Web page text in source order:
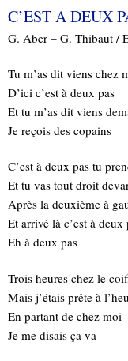
C’EST A DEUX
G. Aber – G. Thibaut /
Tu m’as dit viens chez
D’ici c’est à deux pas
Et tu m’as dit viens
Je reçois des copains
C’est à deux pas tu
Et tu vas tout droit
Après la deuxième à
Et arrivé là c’est à deux
Eh à deux pas
Trois heures chez le
Mais j’étais prête à
En partant de chez moi
Je me disais ça va